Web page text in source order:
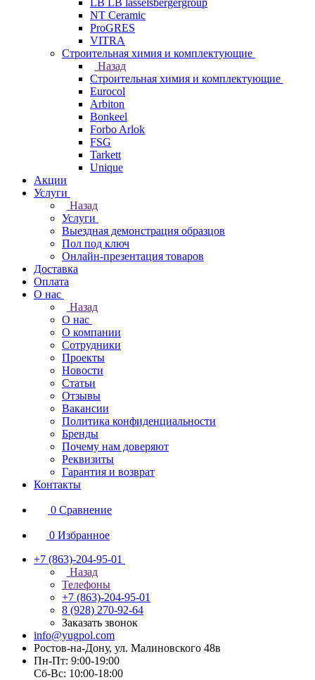
LB LB lasselsbergergroup
NT Ceramic
ProGRES
VITRA
Строительная химия и комплектующие
Назад
Строительная химия и комплектующие
Eurocol
Arbiton
Bonkeel
Forbo Arlok
FSG
Tarkett
Unique
Акции
Услуги
Назад
Услуги
Выездная демонстрация образцов
Пол под ключ
Онлайн-презентация товаров
Доставка
Оплата
О нас
Назад
О нас
О компании
Сотрудники
Проекты
Новости
Статьи
Отзывы
Вакансии
Политика конфиденциальности
Бренды
Почему нам доверяют
Реквизиты
Гарантия и возврат
Контакты
0 Сравнение
0 Избранное
+7 (863)-204-95-01
Назад
Телефоны
+7 (863)-204-95-01
8 (928) 270-92-64
Заказать звонок
info@yugpol.com
Ростов-на-Дону, ул. Малиновского 48в
Пн-Пт: 9:00-19:00
Cб-Вс: 10:00-18:00